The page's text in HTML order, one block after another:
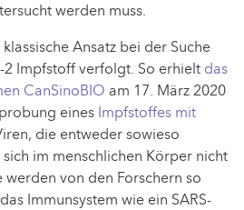
werden muss.
Ansatz bei der Suche
2 Impfstoff verfolgt. So erhielt das
CanSinoBIO am 17. März 2020
eines Impfstoffes mit
die entweder sowieso
im menschlichen Körper nicht
von den Forschern so
Immunsystem wie ein SARS-